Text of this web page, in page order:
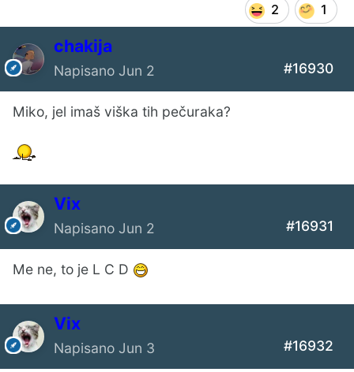
2 1
chakija
Napisano Jun 2 #16930
Miko, jel imaš viška tih pečuraka?
Vix
Napisano Jun 2 #16931
Me ne, to je L C D
Vix
Napisano Jun 3 #16932